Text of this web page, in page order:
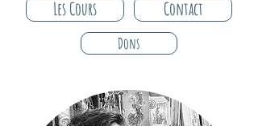
Les Cours Contact
Dons